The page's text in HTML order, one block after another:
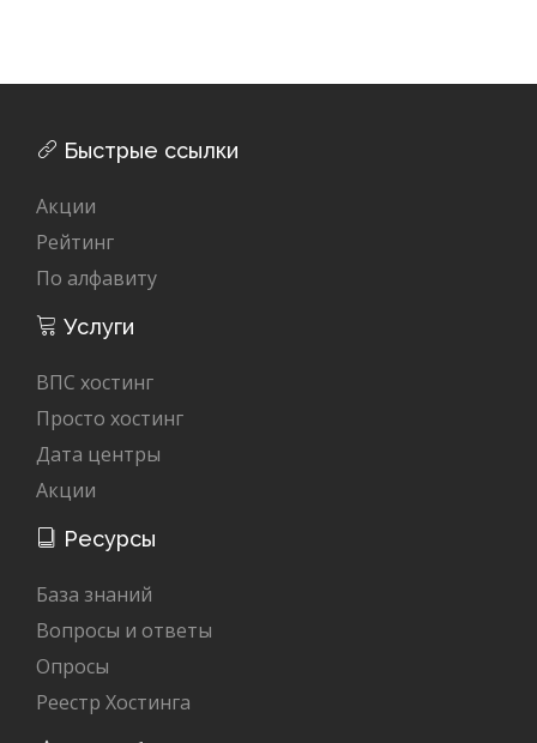
Быстрые ссылки
Акции
Рейтинг
По алфавиту
Услуги
ВПС хостинг
Просто хостинг
Дата центры
Акции
Ресурсы
База знаний
Вопросы и ответы
Опросы
Реестр Хостинга